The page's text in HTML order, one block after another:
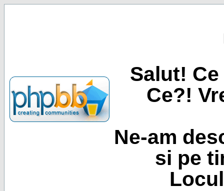
Salut!
Ce?!
Ne-am
si pe